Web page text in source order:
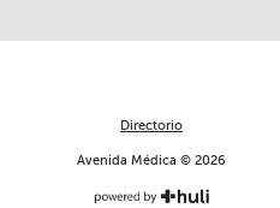
Directorio
Avenida Médica © 2026